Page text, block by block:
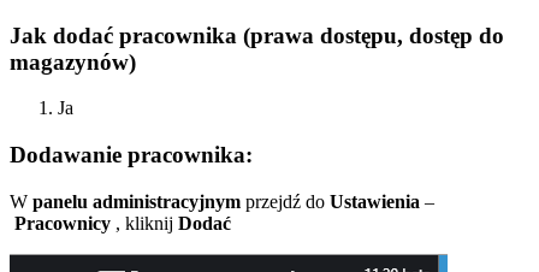
Jak dodać pracownika (prawa dostępu, dostęp do
magazynów)
Ja
Dodawanie pracownika:
W panelu administracyjnym przejdź do Ustawienia –
Pracownicy , kliknij Dodać